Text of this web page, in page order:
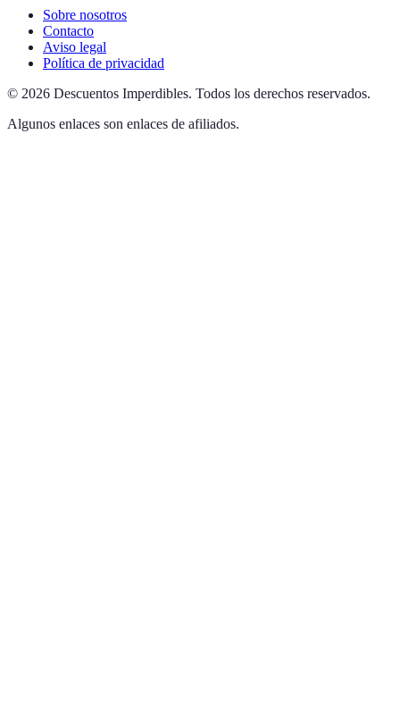
Sobre nosotros
Contacto
Aviso legal
Política de privacidad
© 2026 Descuentos Imperdibles. Todos los derechos reservados.
Algunos enlaces son enlaces de afiliados.